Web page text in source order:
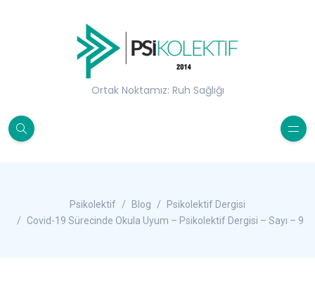
Ortak Noktamız: Ruh Sağlığı
Psikolektif Blog
Psikolektif Dergisi
Covid-19 Sürecinde Okula Uyum – Psikolektif Dergisi – Sayı – 9